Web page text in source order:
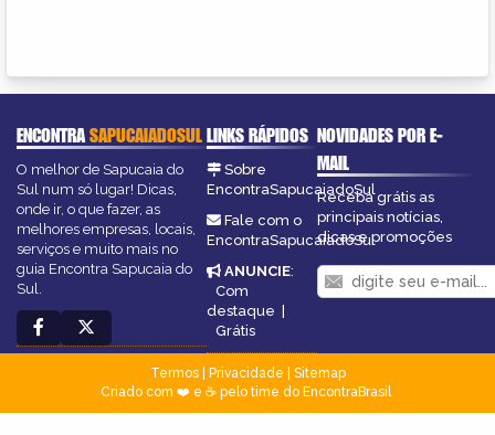
ENCONTRASAPUCAIADOSUL
O melhor de Sapucaia do
Sul num só lugar! Dicas,
onde ir, o que fazer, as
melhores empresas, locais,
serviços e muito mais no
guia Encontra Sapucaia do
Sul.
LINKS RÁPIDOS
Sobre
EncontraSapucaiadoSul
Fale com o
EncontraSapucaiadoSul
ANUNCIE:
Com
destaque |
Grátis
NOVIDADES POR E-
MAIL
Receba grátis as
principais notícias,
dicas e promoções
Termos| Privacidade
Sitemap
Criado com ❤️ e ☕ pelo time do EncontraBrasil